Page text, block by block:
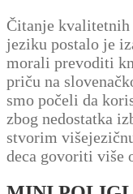
Čitanje kvalitetnih
jeziku postalo je
morali prevoditi
priču na
smo počeli da
zbog nedostatka
stvorim
deca govoriti više